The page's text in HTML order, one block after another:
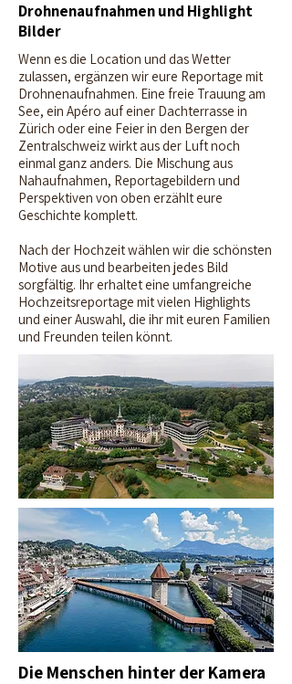
Drohnenaufnahmen und Highlight
Bilder
Wenn es die Location und das Wetter
zulassen, ergänzen wir eure Reportage mit
Drohnenaufnahmen. Eine freie Trauung am
See, ein Apéro auf einer Dachterrasse in
Zürich oder eine Feier in den Bergen der
Zentralschweiz wirkt aus der Luft noch
einmal ganz anders. Die Mischung aus
Nahaufnahmen, Reportagebildern und
Perspektiven von oben erzählt eure
Geschichte komplett.
Nach der Hochzeit wählen wir die schönsten
Motive aus und bearbeiten jedes Bild
sorgfältig. Ihr erhaltet eine umfangreiche
Hochzeitsreportage mit vielen Highlights
und einer Auswahl, die ihr mit euren Familien
und Freunden teilen könnt.
Die Menschen hinter der Kamera